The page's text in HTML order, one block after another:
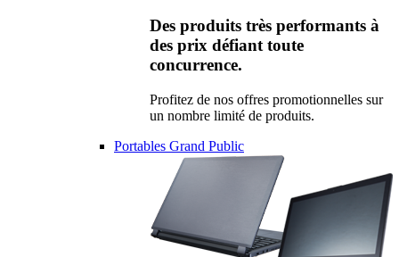
Des produits très performants à
des prix défiant toute
concurrence.
Profitez de nos offres promotionnelles sur
un nombre limité de produits.
Portables Grand Public